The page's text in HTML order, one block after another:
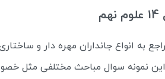
راجع به انواع جانداران مهره دار و
این نمونه سوال مباحث مختلفی مثل